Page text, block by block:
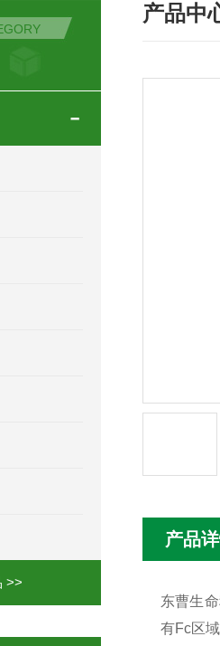
1.8PBr五溴苯基色谱柱
柠檬黄色谱柱
Scientific Rubitas色谱柱
>>
产品中
产品
东曹生
有Fc区